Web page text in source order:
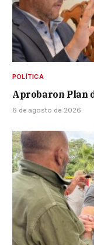
POLÍTICA
Aprobaron Plan
6 de agosto de 2026